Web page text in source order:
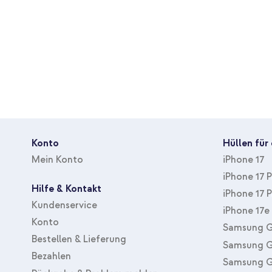
Konto
Mein Konto
Hilfe & Kontakt
Kundenservice
Konto
Bestellen & Lieferung
Bezahlen
Hüllen für
iPhone 17
iPhone 17
iPhone 17
iPhone 17e
Samsung
Samsung
Samsung